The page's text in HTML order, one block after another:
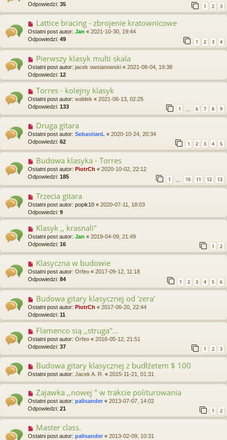
Odpowiedzi: 35 1 2 3
Lattice bracing - zbrojenie kratownicowe
Ostatni post autor: Jan « 2021-10-30, 19:44
Odpowiedzi: 49 1 2 3 4
Pierwszy klasyk multi skala
Ostatni post autor: jacek owsianowski « 2021-08-04, 19:38
Odpowiedzi: 12
Torres - kolejny klasyk
Ostatni post autor: waldek « 2021-06-13, 02:25
Odpowiedzi: 133 1 6 7 8 9
Druga gitara
Ostatni post autor: SebastianL « 2020-10-24, 20:34
Odpowiedzi: 62 1 2 3 4 5
Budowa klasyka - Torres
Ostatni post autor: PiotrCh « 2020-10-02, 22:12
Odpowiedzi: 185 1 10 11 12 13
Trzecia gitara
Ostatni post autor: popik10 « 2020-07-11, 18:03
Odpowiedzi: 9
Klasyk ,, krasnali"
Ostatni post autor: Jan « 2019-04-09, 21:49
Odpowiedzi: 16 1 2
Klasyczna w budowie
Ostatni post autor: Orfeo « 2017-09-12, 11:18
Odpowiedzi: 84 1 2 3 4 5 6
Budowa gitary klasycznej od 'zera'
Ostatni post autor: PiotrCh « 2017-06-20, 22:44
Odpowiedzi: 11
Flamenco sią ,,struga"...
Ostatni post autor: Orfeo « 2016-05-12, 21:51
Odpowiedzi: 37 1 2 3
Budowa gitary klasycznej z budłźetem $ 100
Ostatni post autor: Jacek A. R. « 2015-11-21, 01:31
Zajawka ,,nowej " w trakcie politurowania
Ostatni post autor: palisander « 2013-07-07, 14:02
Odpowiedzi: 21 1 2
Master class.
Ostatni post autor: palisander « 2013-02-09, 10:31